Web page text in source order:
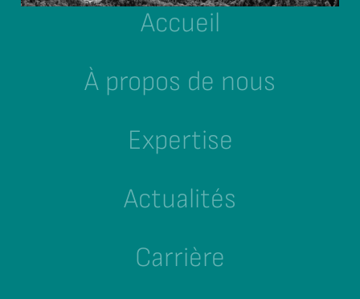
Accueil
À propos de nous
Expertise
Actualités
Carrière